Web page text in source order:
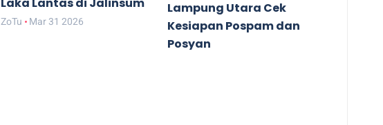
ZoTu Mar 31 2026
Lampung Utara Cek
Kesiapan Pospam dan
Posyan